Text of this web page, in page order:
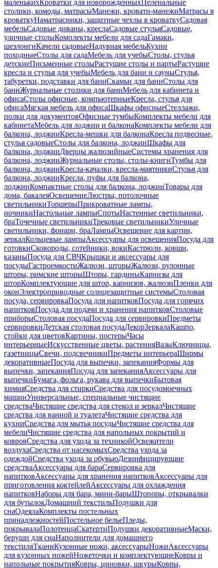
маленькихКроватки для новорожденныхПеленальные
столики, комоды, матрасыМанежи, кровати-манежиМатрасы в
кроваткуНаматрасники, защитные чехлы в кроваткуСадовая
мебельСадовые диваны, креслаСадовые стульяСадовые,
уличные столыКомплекты мебели для садаГамаки,
шезлонгиКачели садовыеНадувная мебельКухни
походныеСтолы для садаМебель для учебыСтолы, стулья
детскиеПисьменные столыРастущие столы и партыРастущие
кресла и стулья для учебыМебель для бани и сауныСтулья,
табуретки, подставки для баниСкамьи для баниСтолы для
баниЖурнальные столики для баниМебель для кабинета и
офисаСтолы офисные, компьютерныеКресла, стулья для
офисаМягкая мебель для офисаШкафы офисныеСтеллажи,
полки для документовОфисные тумбыКомплекты мебели для
кабинетаМебель для лоджии и балконаКомплекты мебели для
балкона, лоджииКресла-мешки для балконаКресла подвесные,
стулья садовыеСтолы для балкона, лоджииШкафы для
балкона, лоджииДверцы жалюзийныеСистемы хранения для
балкона, лоджииЖурнальные столы, столы-книгиТумбы для
балкона, лоджииКресла-качалки, кресла-маятникиСтулья для
балкона, лоджииКресла, пуфы для балкона,
лоджииКомпактные столы для балкона, лоджииТовары для
дома, бакалеяОсвещениеЛюстры, потолочные
светильникиТоршерыПрикроватные лампы,
ночникиНастольные лампыСпотыНастенные светильники,
браТочечные светильникиТрековые светильникиУличные
светильники, фонари, браЛампыОсвещение для картин,
зеркалКольцевые лампыАксессуары для освещенияПосуда для
готовкиСковороды, сотейники, вокиКастрюли, ковши,
казаныПосуда для СВЧКрышки и аксессуары для
посудыГастроемкостиЖалюзи, шторыЖалюзи, рулонные
шторы, римские шторыШторы, гардиныКарнизы для
шторКомплектующие для штор, карнизов, жалюзиПленки для
оконЭлектроприводные солнцезащитные системыСтоловая
посуда, сервировкаПосуда для напитковПосуда для горячих
напитковПосуда для подачи и хранения напитковСтоловые
приборыСтоловая посудаПосуда для сервировкиПредметы
сервировкиДетская столовая посудаДекорЗеркалаКашпо,
стойки для цветовКартины, постерыЧасы
интерьерныеИскусственные цветы, растенияВазыКлючницы,
газетницыСвечи, подсвечникиПредметы интерьераШирмы
декоративныеПосуда для выпечки, запеканияФормы для
выпечки, запеканияПосуда для запеканияАксессуары для
выпечкиБумага, фольга, рукава для выпечкиБытовая
химияСредства для стиркиСредства для посудомоечных
машинУниверсальные, специальные чистящие
средстваЧистящие средства для стекол и зеркалЧистящие
средства для ванной и туалетаЧистящие средства для
кухниСредства для мытья посудыЧистящие средства для
мебелиЧистящие средства для напольных покрытий и
ковровСредства для ухода за техникойОсвежители
воздухаСредства от насекомыхСредства ухода за
одеждойСредства ухода за обувьюДезинфицирующие
средстваАксессуары для бараСервировка для
напитковАксессуары для хранения напитковАксессуары для
приготовления коктейлейАксессуары для охлаждения
напитковНаборы для бара, мини-барыШтопоры, открывалки
для бутылокДомашний текстильПодушки для
снаОдеялаКомплекты постельных
принадлежностейПостельное бельеПледы,
покрывалаПолотенцаСкатертиПодушки декоративныеМаски,
беруши для снаНаполнители для домашнего
текстиляТканиКухонные ножи, аксессуарыНожиАксессуары
для кухонных ножейНожеточки и комплектующиеКовры и
напольные покрытияКовры, циновки, шкурыКовры,